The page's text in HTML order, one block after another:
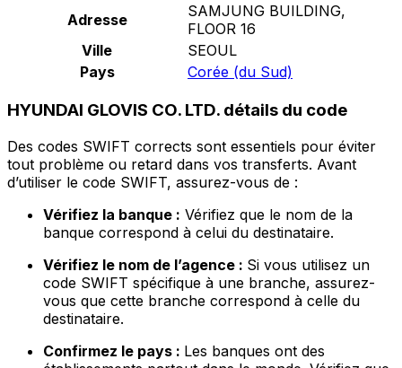
Adresse
SAMJUNG BUILDING,
FLOOR 16
Ville
SEOUL
Pays
Corée (du Sud)
HYUNDAI GLOVIS CO. LTD. détails du code
Des codes SWIFT corrects sont essentiels pour éviter
tout problème ou retard dans vos transferts. Avant
d’utiliser le code SWIFT, assurez-vous de :
Vérifiez la banque : Vérifiez que le nom de la
banque correspond à celui du destinataire.
Vérifiez le nom de l’agence : Si vous utilisez un
code SWIFT spécifique à une branche, assurez-
vous que cette branche correspond à celle du
destinataire.
Confirmez le pays : Les banques ont des